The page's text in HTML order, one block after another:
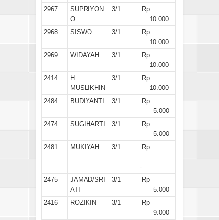
2967
SUPRIYON
O
3/1
Rp
10.000
2968
SISWO 3/1
Rp
10.000
2969
WIDAYAH 3/1
Rp
10.000
2414
H.
MUSLIKHIN
3/1
Rp
10.000
2484
BUDIYANTI 3/1
Rp
5.000
2474
SUGIHARTI 3/1
Rp
5.000
2481
MUKIYAH 3/1 Rp
-
2475
JAMAD/SRI
ATI
3/1
Rp
5.000
2416
ROZIKIN 3/1
Rp
9.000